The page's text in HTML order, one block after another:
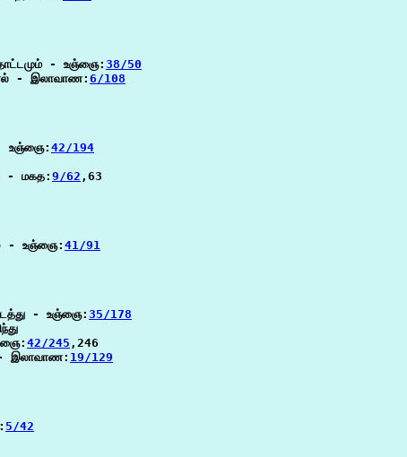
- உஞ்ஞை: 38/50
- இலாவாண: 6/108
- உஞ்ஞை: 42/194
- மகத:
9/62 ,63
- உஞ்ஞை:41/91
- உஞ்ஞை: 35/178
42/245 ,246
- இலாவாண: 19/129
5/42